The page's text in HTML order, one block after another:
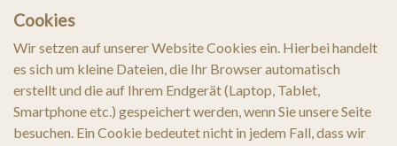
Cookies
Wir setzen auf unserer Website Cookies ein. Hierbei handelt
es sich um kleine Dateien, die Ihr Browser automatisch
erstellt und die auf Ihrem Endgerät (Laptop, Tablet,
Smartphone etc.) gespeichert werden, wenn Sie unsere Seite
besuchen. Ein Cookie bedeutet nicht in jedem Fall, dass wir